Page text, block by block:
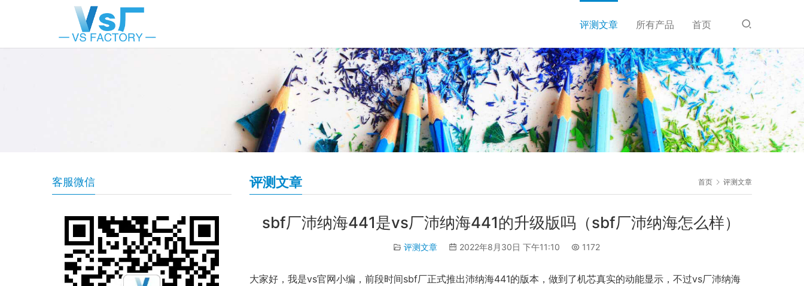
评测文章 所有产品 首页
首页 评测文章
评测文章
sbf厂沛纳海441是vs厂沛纳海441的升级版吗（sbf厂沛纳海怎么样）
评测文章 2022年8月30日 下午11:10 1172
大家好，我是vs官网小编，前段时间sbf厂正式推出沛纳海441的版本，做到了机芯真实的动能显示，不过vs厂沛纳海
客服微信